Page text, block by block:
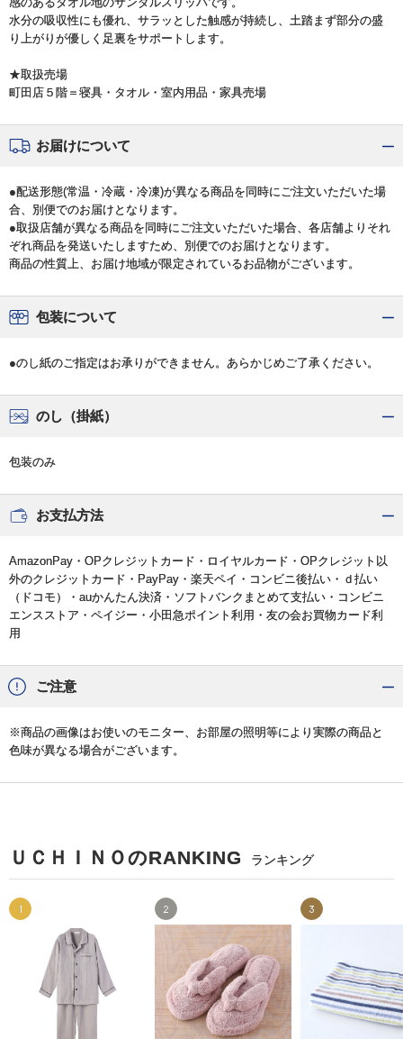
水分の吸収性にも優れ、サラッとした触感が持続し、土踏まず部分の盛
り上がりが優しく足裏をサポートします。
★取扱売場
町田店５階＝寝具・タオル・室内用品・家具売場
お届けについて
●配送形態(常温・冷蔵・冷凍)が異なる商品を同時にご注文いただいた場
合、別便でのお届けとなります。
●取扱店舗が異なる商品を同時にご注文いただいた場合、各店舗よりそれ
ぞれ商品を発送いたしますため、別便でのお届けとなります。
商品の性質上、お届け地域が限定されているお品物がございます。
包装について
●のし紙のご指定はお承りができません。あらかじめご了承ください。
のし（掛紙）
包装のみ
お支払方法
AmazonPay・OPクレジットカード・ロイヤルカード・OPクレジット以
外のクレジットカード・PayPay・楽天ペイ・コンビニ後払い・ｄ払い
（ドコモ）・auかんたん決済・ソフトバンクまとめて支払い・コンビニ
エンスストア・ペイジー・小田急ポイント利用・友の会お買物カード利
用
ご注意
※商品の画像はお使いのモニター、お部屋の照明等により実際の商品と
色味が異なる場合がございます。
ＵＣＨＩＮＯのRANKING ランキング
1 2 3